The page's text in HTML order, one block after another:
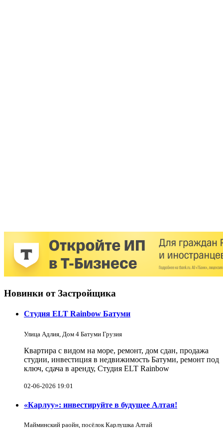
Новинки от Застройщика
Студия ELT Rainbow Батуми
Улица Адлия, Дом 4 Батуми Грузия
Квартира с видом на море, ремонт, дом сдан, продажа
студии, инвестиция в недвижимость Батуми, ремонт под
ключ, сдача в аренду, Студия ELT Rainbow
02-06-2026 19:01
«Карлуу»: инвестируйте в будущее Алтая!
Майминский раойн, посёлок Карлушка Алтай